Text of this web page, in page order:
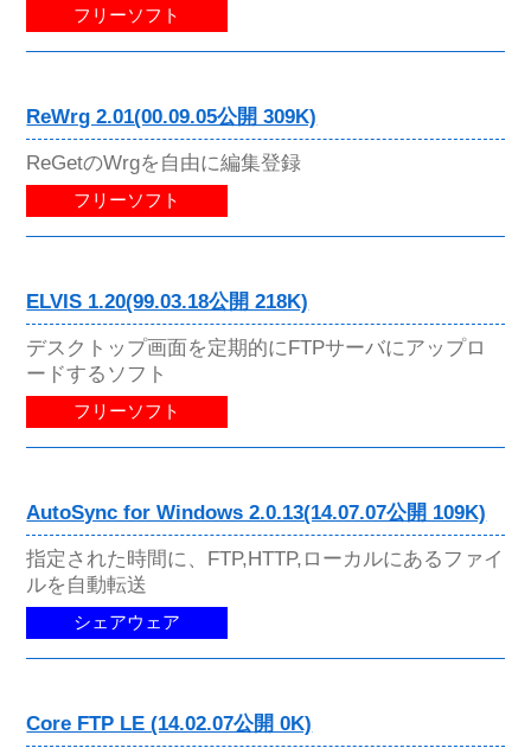
フリーソフト
ReWrg 2.01(00.09.05公開 309K)
ReGetのWrgを自由に編集登録
フリーソフト
ELVIS 1.20(99.03.18公開 218K)
デスクトップ画面を定期的にFTPサーバにアップロ
ードするソフト
フリーソフト
AutoSync for Windows 2.0.13(14.07.07公開 109K)
指定された時間に、FTP,HTTP,ローカルにあるファイ
ルを自動転送
シェアウェア
Core FTP LE (14.02.07公開 0K)